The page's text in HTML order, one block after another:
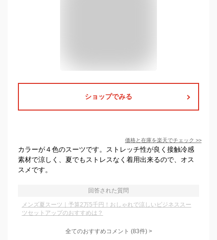
ショップでみる
価格と在庫を楽天でチェック >>
カラーが４色のスーツです。ストレッチ性が良く接触冷感
素材で涼しく、夏でもストレスなく着用出来るので、オス
スメです。
回答された質問
メンズ夏スーツ｜予算2万5千円！おしゃれで涼しいビジネススー
ツセットアップのおすすめは？
全てのおすすめコメント (83件) >